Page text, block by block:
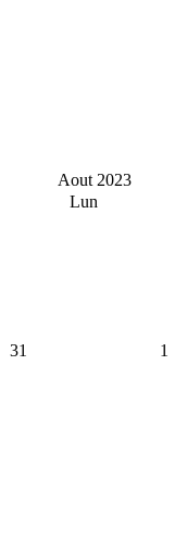
Aout 2023
Lun
31 1